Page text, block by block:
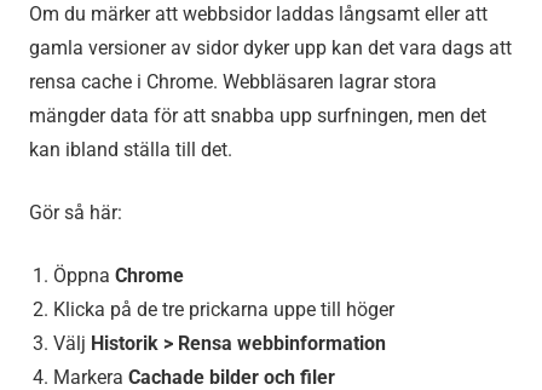
Om du märker att webbsidor laddas långsamt eller att
gamla versioner av sidor dyker upp kan det vara dags att
rensa cache i Chrome. Webbläsaren lagrar stora
mängder data för att snabba upp surfningen, men det
kan ibland ställa till det.
Gör så här:
Öppna Chrome
Klicka på de tre prickarna uppe till höger
Välj Historik > Rensa webbinformation
Markera Cachade bilder och filer